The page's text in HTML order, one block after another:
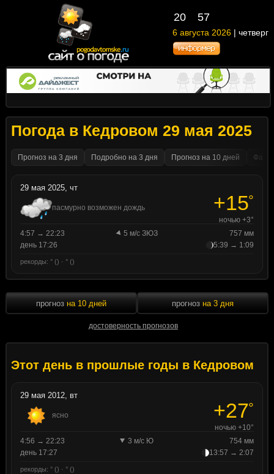
20 57
6 августа 2026 | четверг
Погода в Кедровом 29 мая 2025
Прогноз на 3 дня Подробно на 3 дня Прогноз на 10 дней
29 мая 2025, чт
пасмурно возможен дождь +15°
ночью +3°
4:57 → 22:23
5 м/с ЗЮЗ
757 мм
день 17:26
5:39 → 1:09
рекорды: ° () · ° ()
прогноз на 10 дней
достоверность прогнозов
прогноз на 3 дня
Этот день в прошлые годы в Кедровом
29 мая 2012, вт
ясно +27°
ночью +10°
4:56 → 22:23
3 м/с Ю
754 мм
день 17:27
13:57 → 2:07
рекорды: ° () · ° ()